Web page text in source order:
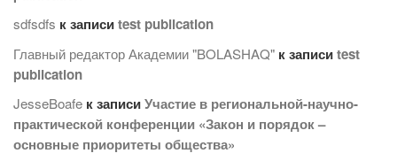
sdfsdfs к записиtest publication
Главный редактор Академии "BOLASHAQ" к записиtest
publication
JesseBoafe к записиУчастие в региональной-научно-
практической конференции «Закон и порядок –
основные приоритеты общества»